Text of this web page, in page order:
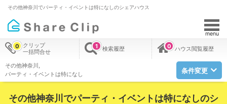
その他神奈川でパーティ・イベントは特になしのシェアハウス
menu
クリップ
一括問合せ
0 検索履歴
1 ハウス閲覧履歴
0
その他神奈川
パーティ・イベントは特になし
条件変更
その他神奈川でパーティ・イベントは特になしのシ